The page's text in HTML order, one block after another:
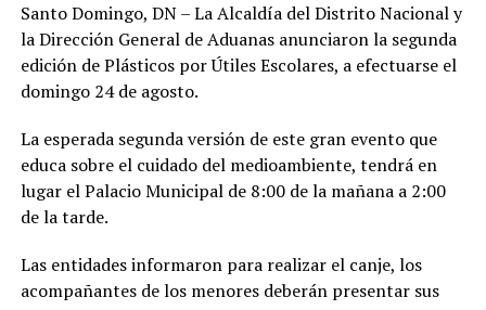
Santo Domingo, DN – La Alcaldía del Distrito Nacional y
la Dirección General de Aduanas anunciaron la segunda
edición de Plásticos por Útiles Escolares, a efectuarse el
domingo 24 de agosto.
La esperada segunda versión de este gran evento que
educa sobre el cuidado del medioambiente, tendrá en
lugar el Palacio Municipal de 8:00 de la mañana a 2:00
de la tarde.
Las entidades informaron para realizar el canje, los
acompañantes de los menores deberán presentar sus